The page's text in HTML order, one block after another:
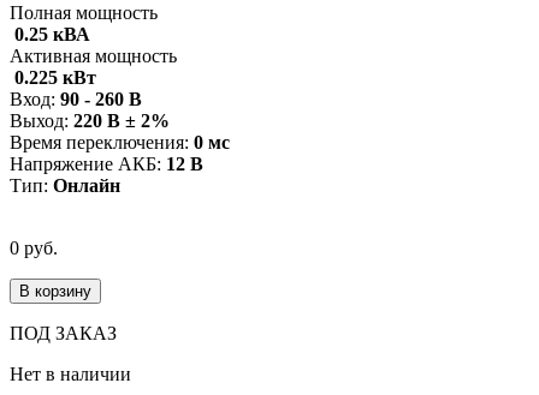
Полная мощность
0.25 кВА
Активная мощность
0.225 кВт
Вход: 90 - 260 В
Выход: 220 В ± 2%
Время переключения: 0 мс
Напряжение АКБ: 12 В
Тип: Онлайн
0 руб.
В корзину
ПОД ЗАКАЗ
Нет в наличии